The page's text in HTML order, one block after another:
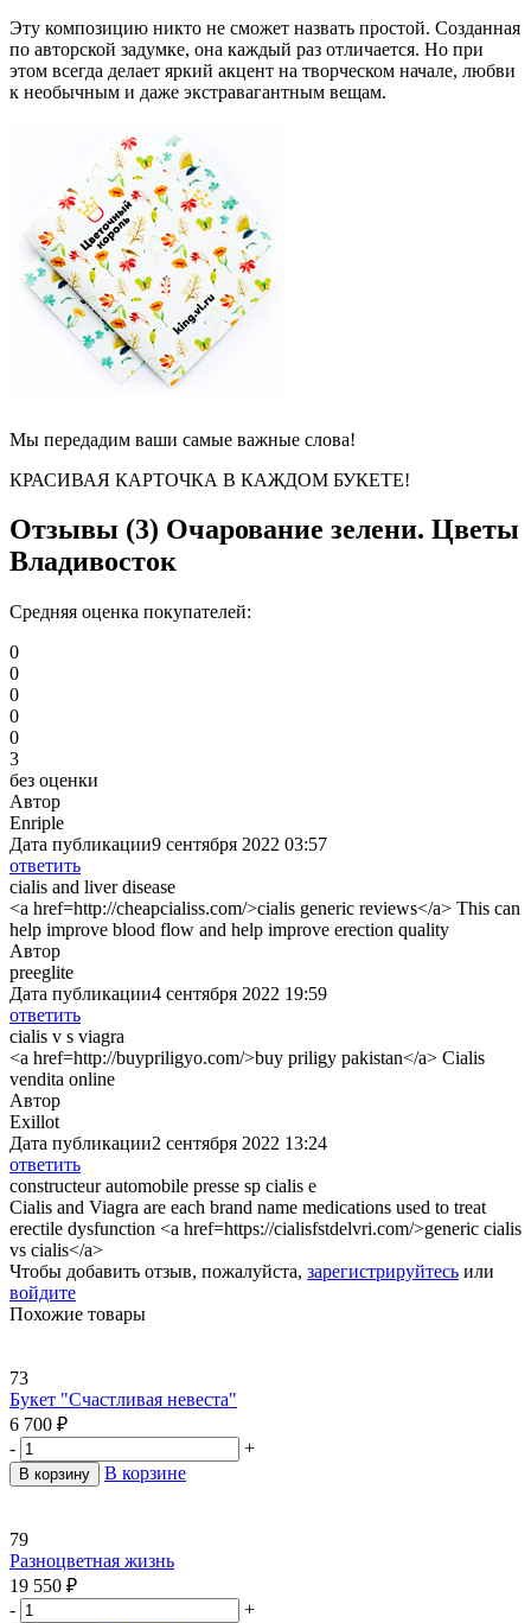
Эту композицию никто не сможет назвать простой. Созданная
по авторской задумке, она каждый раз отличается. Но при
этом всегда делает яркий акцент на творческом начале, любви
к необычным и даже экстравагантным вещам.
Мы передадим ваши самые важные слова!
КРАСИВАЯ КАРТОЧКА В КАЖДОМ БУКЕТЕ!
Отзывы (3) Очарование зелени. Цветы
Владивосток
Средняя оценка покупателей:
0
0
0
0
0
3
без оценки
Автор
Enriple
Дата публикации9 сентября 2022 03:57
ответить
cialis and liver disease
<a href=http://cheapcialiss.com/>cialis generic reviews</a> This can
help improve blood flow and help improve erection quality
Автор
preeglite
Дата публикации4 сентября 2022 19:59
ответить
cialis v s viagra
<a href=http://buypriligyo.com/>buy priligy pakistan</a> Cialis
vendita online
Автор
Exillot
Дата публикации2 сентября 2022 13:24
ответить
constructeur automobile presse sp cialis e
Cialis and Viagra are each brand name medications used to treat
erectile dysfunction <a href=https://cialisfstdelvri.com/>generic cialis
vs cialis</a>
Чтобы добавить отзыв, пожалуйста, зарегистрируйтесь или
войдите
Похожие товары
73
Букет "Счастливая невеста"
6 700 ₽
-
+
В корзину В корзине
79
Разноцветная жизнь
19 550 ₽
-
+